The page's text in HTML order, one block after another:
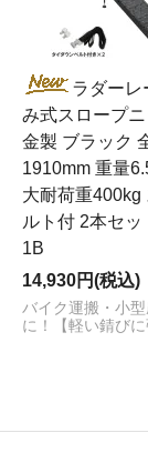
ラダーレ
み式スロープ
金製 ブラック
1910mm 重量
大耐荷重400kg
ルト付 2本セッ
1B
14,930円(税込)
バイク運搬・小
に！【軽い錆びに